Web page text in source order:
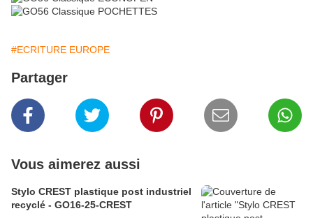
#ECRITURE EUROPE
Partager
Vous aimerez aussi
Stylo CREST plastique post industriel
recyclé - GO16-25-CREST